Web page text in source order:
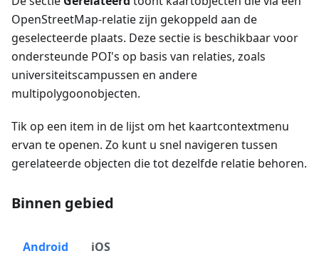
OpenStreetMap-relatie zijn gekoppeld aan de
geselecteerde plaats. Deze sectie is beschikbaar voor
ondersteunde POI's op basis van relaties, zoals
universiteitscampussen en andere
multipolygoonobjecten.
Tik op een item in de lijst om het kaartcontextmenu
ervan te openen. Zo kunt u snel navigeren tussen
gerelateerde objecten die tot dezelfde relatie behoren.
Binnen gebied
Android iOS